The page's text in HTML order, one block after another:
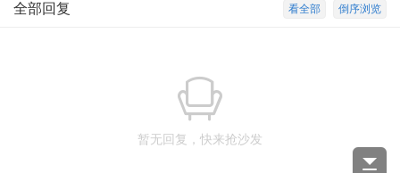
倒序浏览
看全部
全部回复
暂无回复，快来抢沙发